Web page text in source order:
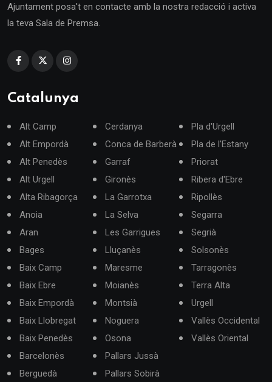
Ajuntament posa't en contacte amb la nostra redacció i activa
la teva Sala de Premsa.
Catalunya
Alt Camp
Alt Empordà
Alt Penedès
Alt Urgell
Alta Ribagorça
Anoia
Aran
Bages
Baix Camp
Baix Ebre
Baix Empordà
Baix Llobregat
Baix Penedès
Barcelonès
Berguedà
Cerdanya
Conca de Barberà
Garraf
Gironès
La Garrotxa
La Selva
Les Garrigues
Lluçanès
Maresme
Moianès
Montsià
Noguera
Osona
Pallars Jussà
Pallars Sobirà
Pla d'Urgell
Pla de l'Estany
Priorat
Ribera d'Ebre
Ripollès
Segarra
Segrià
Solsonès
Tarragonès
Terra Alta
Urgell
Vallès Occidental
Vallès Oriental